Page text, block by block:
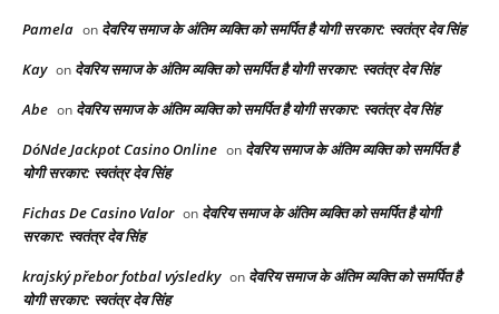
Pamela on देवरिय समाज के अंतिम व्यक्ति को समर्पित है योगी सरकार: स्वतंत्र देव सिंह
Kay on देवरिय समाज के अंतिम व्यक्ति को समर्पित है योगी सरकार: स्वतंत्र देव सिंह
Abe on देवरिय समाज के अंतिम व्यक्ति को समर्पित है योगी सरकार: स्वतंत्र देव सिंह
DóNde Jackpot Casino Online on देवरिय समाज के अंतिम व्यक्ति को समर्पित है
योगी सरकार: स्वतंत्र देव सिंह
Fichas De Casino Valor on देवरिय समाज के अंतिम व्यक्ति को समर्पित है योगी
सरकार: स्वतंत्र देव सिंह
krajský přebor fotbal výsledky on देवरिय समाज के अंतिम व्यक्ति को समर्पित है
योगी सरकार: स्वतंत्र देव सिंह